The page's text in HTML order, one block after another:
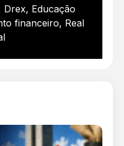
Drex, Educação
financeiro, Real